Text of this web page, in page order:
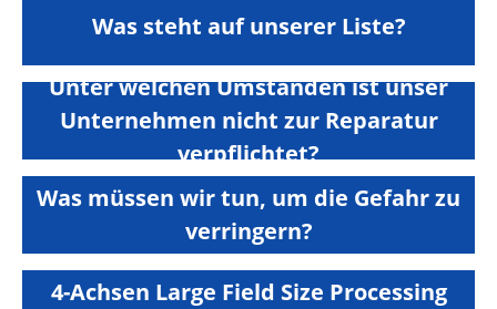
Was steht auf unserer Liste?
Unter welchen Umständen ist unser
Unternehmen nicht zur Reparatur
verpflichtet?
Was müssen wir tun, um die Gefahr zu
verringern?
4-Achsen Large Field Size Processing